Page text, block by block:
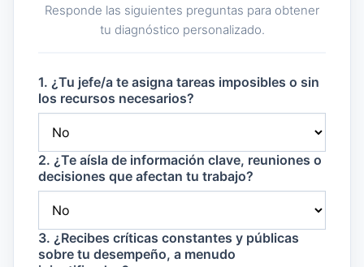
Responde las siguientes preguntas para obtener
tu diagnóstico personalizado.
1. ¿Tu jefe/a te asigna tareas imposibles o sin
los recursos necesarios?
2. ¿Te aísla de información clave, reuniones o
decisiones que afectan tu trabajo?
3. ¿Recibes críticas constantes y públicas
sobre tu desempeño, a menudo